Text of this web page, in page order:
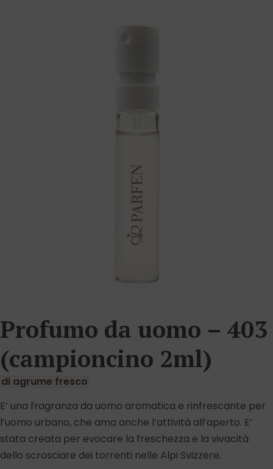
Profumo da uomo – 403
(campioncino 2ml)
di agrume fresco
E’ una fragranza da uomo aromatica e rinfrescante per
l’uomo urbano, che ama anche l’attività all’aperto. E’
stata creata per evocare la freschezza e la vivacità
dello scrosciare dei torrenti nelle Alpi Svizzere.